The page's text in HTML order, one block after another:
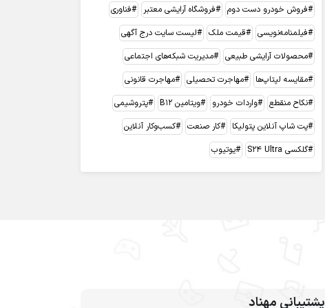
فروش خودرو دست دوم فروشگاه آرایشی معتبر
فناوری
فیلمنامه‌نویسی
قیمت ملک
لیست سایت درج آگهی
محصولات آرایشی طبیعی
مدیریت شبکه‌های اجتماعی
مقایسه لپتاپ‌ها
مهاجرت تحصیلی
مهاجرت قانونی
نکاح منقطع
واردات خودرو ویتامین B12
پتروشیمی
پت شاپ آنلاین پتولیکا
کار صنعت
کسب‌وکار آنلاین
گلکسی S24 Ultra
یوتیوب
پشتیبانی مهناد